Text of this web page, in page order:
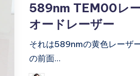
589nm TEM00レ
オードレーザー
それは589nmの黄色レーザ
の前面…